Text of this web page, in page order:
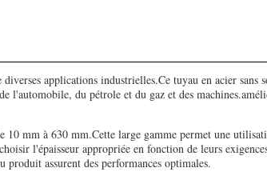
applications industrielles.Ce tuyau en acier sans
l'automobile, du pétrole et du gaz et des
mm à 630 mm.Cette large gamme permet une
l'épaisseur appropriée en fonction de leurs
produit assurent des performances optimales.